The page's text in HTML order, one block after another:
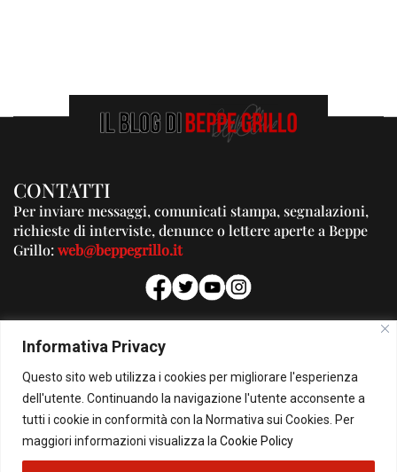
Informativa Privacy
Questo sito web utilizza i cookies per migliorare l'esperienza
dell'utente. Continuando la navigazione l'utente acconsente a
tutti i cookie in conformità con la Normativa sui Cookies. Per
maggiori informazioni visualizza la Cookie Policy
CONTATTI
Per inviare messaggi, comunicati stampa, segnalazioni,
richieste di interviste, denunce o lettere aperte a Beppe
Grillo:web@beppegrillo.it
PUBBLICITA'
Per la tua pubblicità su questo Blog:
pubblicita@beppegrillo.it